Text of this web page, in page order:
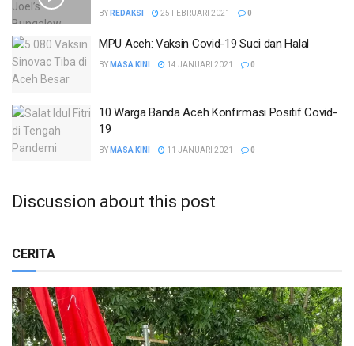
BY REDAKSI 25 FEBRUARI 2021 0
MPU Aceh: Vaksin Covid-19 Suci dan Halal
BY MASA KINI 14 JANUARI 2021 0
10 Warga Banda Aceh Konfirmasi Positif Covid-
19
BY MASA KINI 11 JANUARI 2021 0
Discussion about this post
CERITA